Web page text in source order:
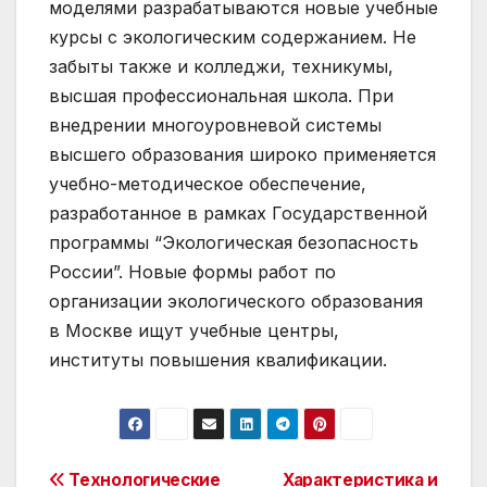
моделями разрабатываются новые учебные
курсы с экологическим содержанием. Не
забыты также и колледжи, техникумы,
высшая профессиональная школа. При
внедрении многоуровневой системы
высшего образования широко применяется
учебно-методическое обеспечение,
разработанное в рамках Государственной
программы “Экологическая безопасность
России”. Новые формы работ по
организации экологического образования
в Москве ищут учебные центры,
институты повышения квалификации.
Характеристика и
Технологические